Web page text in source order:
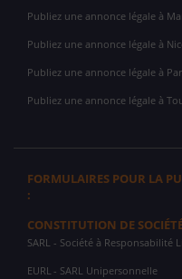
Publiez une annonce légale à
Publiez une annonce légale à
Publiez une annonce légale à
Publiez une annonce légale à
FORMULAIRES POUR LA
:
CONSTITUTION DE
SARL - Société à Responsabilité
EURL - SARL Unipersonnelle